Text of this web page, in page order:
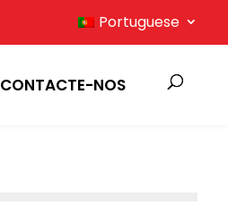
Portuguese
CONTACTE-NOS